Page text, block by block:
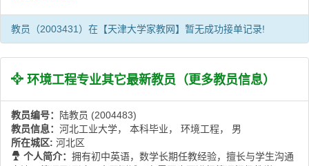
教员（2003431）在【天津大学家教网】暂无成功接单记录!
环境工程专业其它最新教员（更多教员信息）
教员编号：
陆教员 (2004483)
教员信息： 河北工业大学， 本科毕业， 环境工程， 男
所在城区: 河北区
个人简介： 拥有初中英语，数学长期任教经验，擅长与学生沟通